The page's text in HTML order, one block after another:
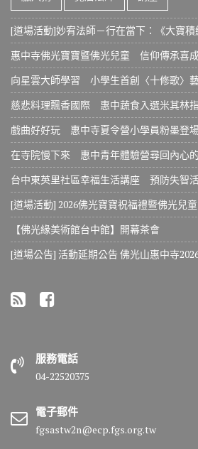
[道場活動]妙宥法師－行在當下：《大寶
惠中寺佛光寶寶暨佛光兒童 信仰傳承喜
向星雲大師學習 小學生首創〈十修歌〉
慈悲料理飄香國際 惠中蔬食入選米其林
戲曲好好玩 惠中寺夏令營小學員粉墨登
在寺院慢下來 惠中青年體驗營尋回內心
台中東英里社區幸福生活講座 預防失智
[道場活動] 2026佛光寶寶祝福禮暨佛光兒
【佛光緣美術館台中館】開幕茶會
[道場公告] 活動延期公告 佛光山惠中寺
服務電話
04-22520375
電子郵件
fgsastw2n@ecp.fgs.org.tw